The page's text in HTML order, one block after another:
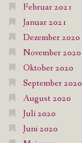
Februar 2021
Januar 2021
Dezember 2020
November 2020
Oktober 2020
September 2020
August 2020
Juli 2020
Juni 2020